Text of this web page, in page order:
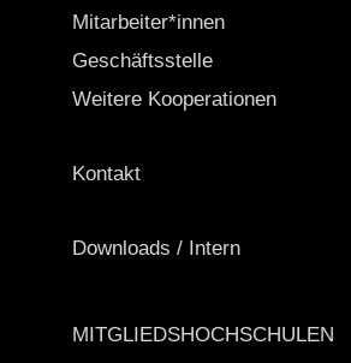
Mitarbeiter*innen
Geschäftsstelle
Weitere Kooperationen
Kontakt
Downloads / Intern
MITGLIEDSHOCHSCHULEN